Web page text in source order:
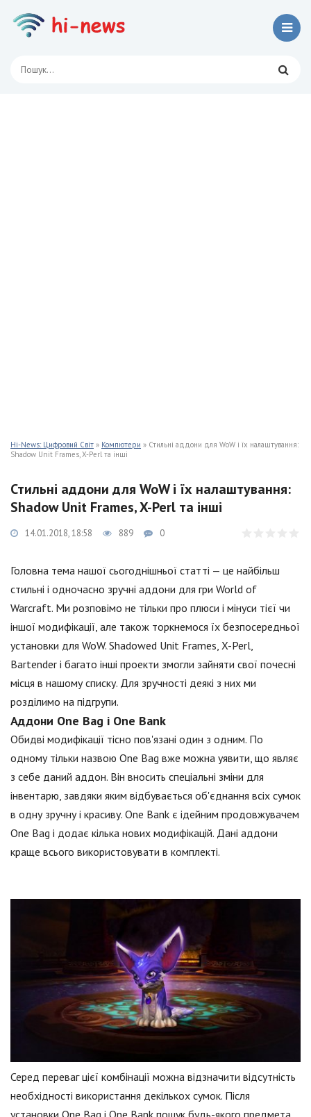
Hi-News: Цифровий Світ » Компютери » Стильні аддони для WoW і їх налаштування:
Shadow Unit Frames, X-Perl та інші
Стильні аддони для WoW і їх налаштування:
Shadow Unit Frames, X-Perl та інші
14.01.2018, 18:58 889 0
Головна тема нашої сьогоднішньої статті — це найбільш
стильні і одночасно зручні аддони для гри World of
Warcraft. Ми розповімо не тільки про плюси і мінуси тієї чи
іншої модифікації, але також торкнемося їх безпосередньої
установки для WoW. Shadowed Unit Frames, X-Perl,
Bartender і багато інші проекти змогли зайняти свої почесні
місця в нашому списку. Для зручності деякі з них ми
розділимо на підгрупи.
Аддони One Bag і One Bank
Обидві модифікації тісно пов'язані один з одним. По
одному тільки назвою One Bag вже можна уявити, що являє
з себе даний аддон. Він вносить спеціальні зміни для
інвентарю, завдяки яким відбувається об'єднання всіх сумок
в одну зручну і красиву. One Bank є ідейним продовжувачем
One Bag і додає кілька нових модифікацій. Дані аддони
краще всього використовувати в комплекті.
Серед переваг цієї комбінації можна відзначити відсутність
необхідності використання декількох сумок. Після
установки One Bag і One Bank пошук будь-якого предмета